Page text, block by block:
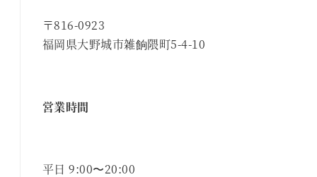
〒816-0923
福岡県大野城市雑餉隈町5-4-10
営業時間
平日 9:00〜20:00